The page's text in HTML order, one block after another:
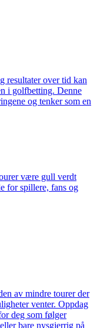
resultater over tid kan
i golfbetting. Denne
og tenker som en
være gull verdt
for spillere, fans og
av mindre tourer der
venter. Oppdag
deg som følger
bare nysgjerrig på